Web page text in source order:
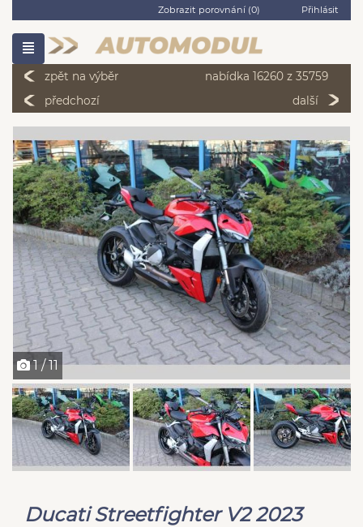
Zobrazit porovnání (0) Přihlásit
zpět na výběr
nabídka 16260 z 35759
předchozí
další
1 / 11
Ducati Streetfighter V2 2023